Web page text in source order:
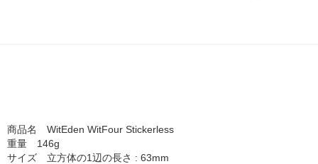
商品名 WitEden WitFour Stickerless
重量 146g
サイズ 立方体の1辺の長さ : 63mm